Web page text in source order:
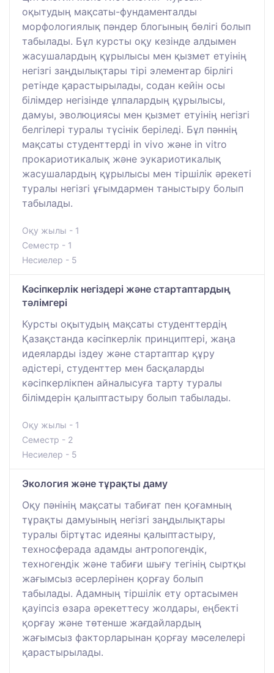
оқытудың мақсаты-фундаменталды
морфологиялық пәндер блогының бөлігі болып
табылады. Бұл курсты оқу кезінде алдымен
жасушалардың құрылысы мен қызмет етуінің
негізгі заңдылықтары тірі элементар бірлігі
ретінде қарастырылады, содан кейін осы
білімдер негізінде ұлпалардың құрылысы,
дамуы, эволюциясы мен қызмет етуінің негізгі
белгілері туралы түсінік беріледі. Бұл пәннің
мақсаты студенттерді in vivo және in vitro
прокариотикалық және эукариотикалық
жасушалардың құрылысы мен тіршілік әрекеті
туралы негізгі ұғымдармен таныстыру болып
табылады.
Оқу жылы - 1
Семестр - 1
Несиелер - 5
Кәсіпкерлік негіздері және стартаптардың
тәлімгері
Курсты оқытудың мақсаты студенттердің
Қазақстанда кәсіпкерлік принциптері, жаңа
идеяларды іздеу және стартаптар құру
әдістері, студенттер мен басқаларды
кәсіпкерлікпен айналысуға тарту туралы
білімдерін қалыптастыру болып табылады.
Оқу жылы - 1
Семестр - 2
Несиелер - 5
Экология және тұрақты даму
Оқу пәнінің мақсаты табиғат пен қоғамның
тұрақты дамуының негізгі заңдылықтары
туралы біртұтас идеяны қалыптастыру,
техносферада адамды антропогендік,
техногендік және табиғи шығу тегінің сыртқы
жағымсыз әсерлерінен қорғау болып
табылады. Адамның тіршілік ету ортасымен
қауіпсіз өзара әрекеттесу жолдары, еңбекті
қорғау және төтенше жағдайлардың
жағымсыз факторларынан қорғау мәселелері
қарастырылады.